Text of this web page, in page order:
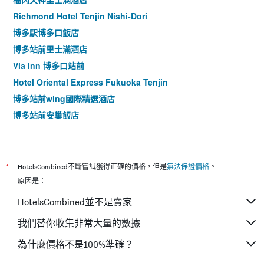
Richmond Hotel Tenjin Nishi-Dori
博多駅博多口飯店
博多站前里士滿酒店
Via Inn 博多口站前
Hotel Oriental Express Fukuoka Tenjin
博多站前wing國際精選酒店
博多站前安巢飯店
博多燦路都大飯店
博多東急rei酒店
博多新幹線口wing國際酒店
the b 博多飯店
博多站博多口尤尼佐酒店
* HotelsCombined不斷嘗試獲得正確的價格，但是無法保證價格 。
原因是：
HotelsCombined並不是賣家
我們替你收集非常大量的數據
為什麼價格不是100%準確？